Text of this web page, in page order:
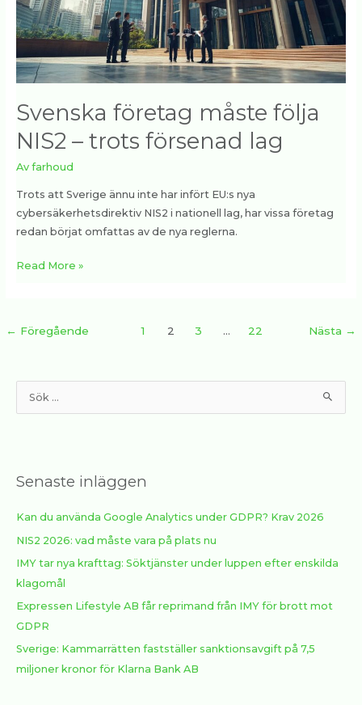
Svenska företag måste följa
NIS2 – trots försenad lag
Av farhoud
Trots att Sverige ännu inte har infört EU:s nya
cybersäkerhetsdirektiv NIS2 i nationell lag, har vissa företag
redan börjat omfattas av de nya reglerna.
försenad
lag
Read More »
← Föregående 1 2 3 … 22 Nästa →
f
e
r
:
Senaste inläggen
Kan du använda Google Analytics under GDPR? Krav 2026
NIS2 2026: vad måste vara på plats nu
IMY tar nya krafttag: Söktjänster under luppen efter enskilda
klagomål
Expressen Lifestyle AB får reprimand från IMY för brott mot
GDPR
Sverige: Kammarrätten fastställer sanktionsavgift på 7,5
miljoner kronor för Klarna Bank AB